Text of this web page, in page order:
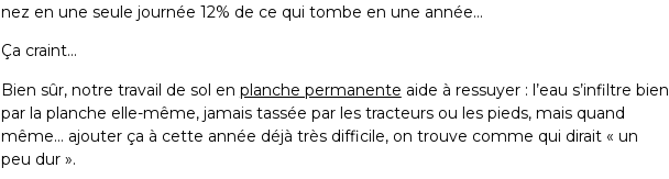
nez en une seule journée 12% de ce qui tombe en une année…
Ça craint…
Bien sûr, notre travail de sol en planche permanente aide à ressuyer : l’eau s’infiltre bien
par la planche elle-même, jamais tassée par les tracteurs ou les pieds, mais quand
même… ajouter ça à cette année déjà très difficile, on trouve comme qui dirait « un
peu dur ».